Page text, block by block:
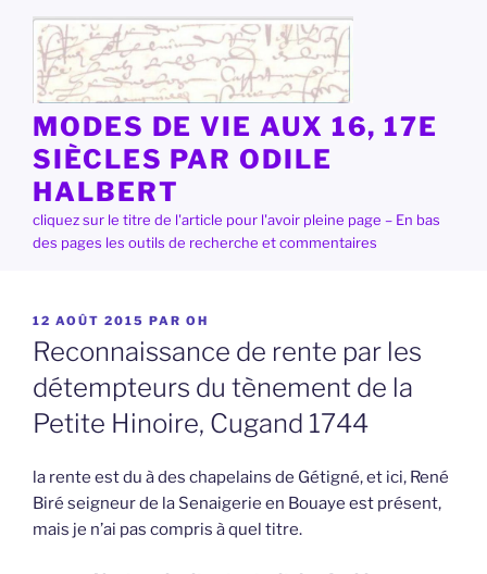
contenu
principal
MODES DE VIE AUX 16, 17E
SIÈCLES PAR ODILE
HALBERT
cliquez sur le titre de l'article pour l'avoir pleine page – En bas
des pages les outils de recherche et commentaires
PUBLIÉ
LE
12 AOÛT 2015 PAR OH
Reconnaissance de rente par les
détempteurs du tènement de la
Petite Hinoire, Cugand 1744
la rente est du à des chapelains de Gétigné, et ici, René
Biré seigneur de la Senaigerie en Bouaye est présent,
mais je n’ai pas compris à quel titre.